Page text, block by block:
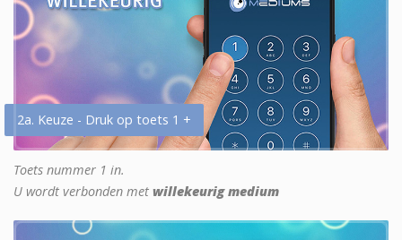
2a. Keuze - Druk op toets 1 +
Toets nummer 1 in.
U wordt verbonden met willekeurig medium